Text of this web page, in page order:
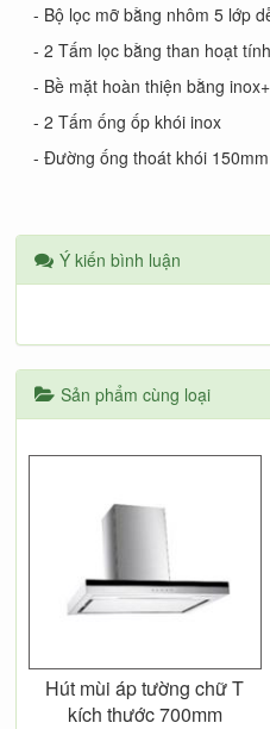
- Bộ lọc mỡ bằng nhôm 5 lớp
- 2 Tấm lọc bằng than hoạt tính
- Bề mặt hoàn thiện bằng
- 2 Tấm ống ốp khói inox
- Đường ống thoát khói 150mm
Ý kiến bình luận
Sản phẩm cùng loại
Hút mùi áp tường chữ T
kích thước 700mm